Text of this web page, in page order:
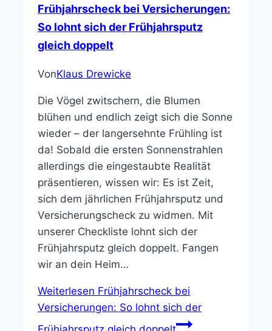
Frühjahrscheck bei Versicherungen:
So lohnt sich der Frühjahrsputz
gleich doppelt
VonKlaus Drewicke
Die Vögel zwitschern, die Blumen
blühen und endlich zeigt sich die Sonne
wieder – der langersehnte Frühling ist
da! Sobald die ersten Sonnenstrahlen
allerdings die eingestaubte Realität
präsentieren, wissen wir: Es ist Zeit,
sich dem jährlichen Frühjahrsputz und
Versicherungscheck zu widmen. Mit
unserer Checkliste lohnt sich der
Frühjahrsputz gleich doppelt. Fangen
wir an dein Heim…
Weiterlesen Frühjahrscheck bei
Versicherungen: So lohnt sich der